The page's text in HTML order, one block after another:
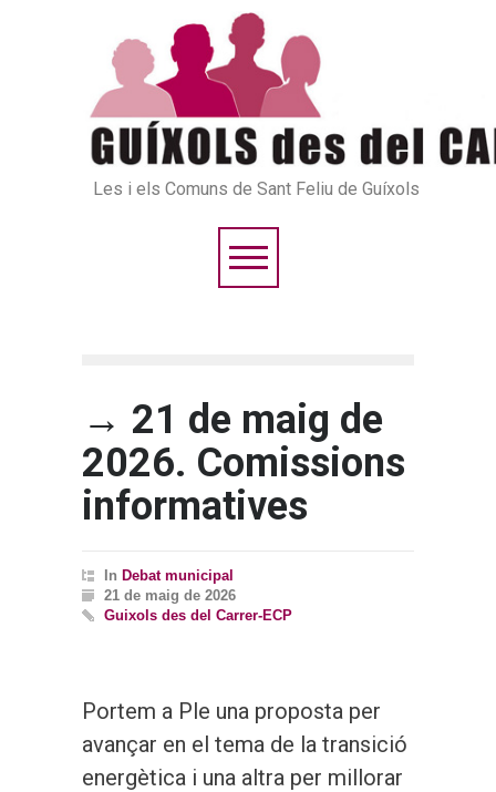
Les i els Comuns de Sant Feliu de Guíxols
→ 21 de maig de
2026. Comissions
informatives
In Debat municipal
21 de maig de 2026
Guixols des del Carrer-ECP
Portem a Ple una proposta per
avançar en el tema de la transició
energètica i una altra per millorar